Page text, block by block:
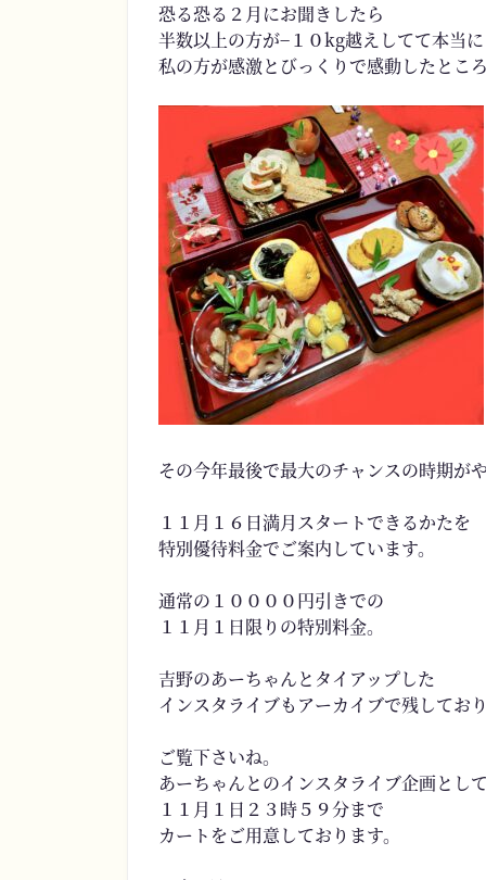
恐る恐る２月にお聞きしたら
半数以上の方が−１０kg越えしてて本当に
私の方が感激とびっくりで感動したところ
その今年最後で最大のチャンスの時期が
１１月１６日満月スタートできるかたを
特別優待料金でご案内しています。
通常の１００００円引きでの
１１月１日限りの特別料金。
吉野のあーちゃんとタイアップした
インスタライブもアーカイブで残してお
ご覧下さいね。
あーちゃんとのインスタライブ企画とし
１１月１日２３時５９分まで
カートをご用意しております。